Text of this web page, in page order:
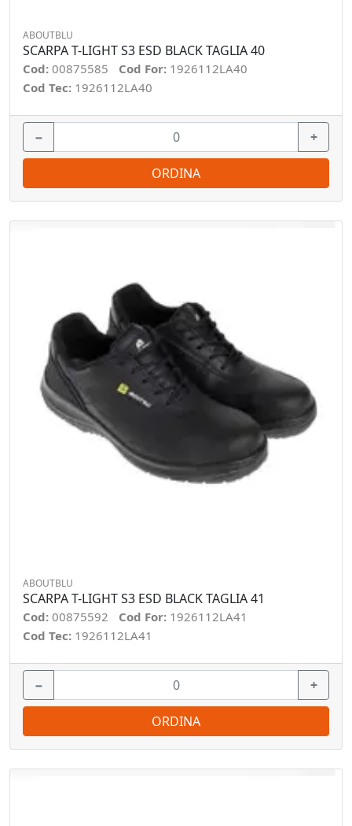
ABOUTBLU
SCARPA T-LIGHT S3 ESD BLACK TAGLIA 40
Cod: 00875585 Cod For: 1926112LA40
Cod Tec: 1926112LA40
− +
ORDINA
ABOUTBLU
SCARPA T-LIGHT S3 ESD BLACK TAGLIA 41
Cod: 00875592 Cod For: 1926112LA41
Cod Tec: 1926112LA41
− +
ORDINA